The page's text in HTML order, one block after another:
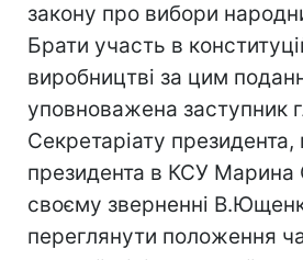
закону про вибори
Брати участь в
виробництві за цим
уповноважена заступник
Секретаріату
президента в КСУ Марина
своєму зверненні
переглянути положення